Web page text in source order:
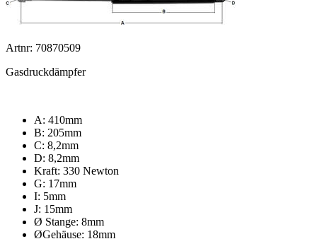
Artnr: 70870509
Gasdruckdämpfer
A: 410mm
B: 205mm
C: 8,2mm
D: 8,2mm
Kraft: 330 Newton
G: 17mm
I: 5mm
J: 15mm
Ø Stange: 8mm
ØGehäuse: 18mm